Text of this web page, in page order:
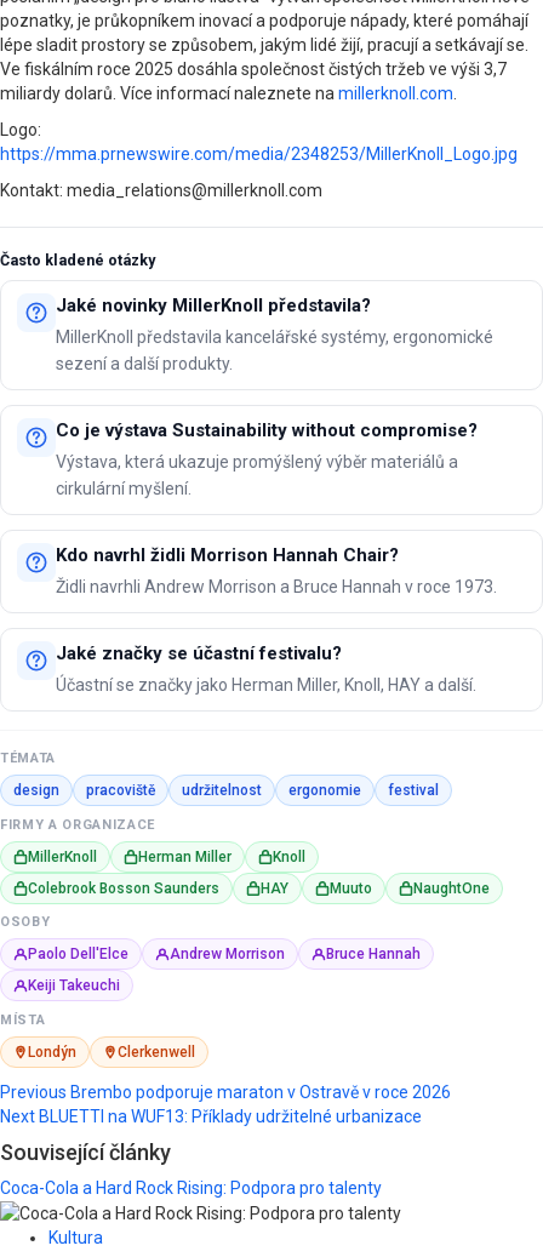
poznatky, je průkopníkem inovací a podporuje nápady, které pomáhají
lépe sladit prostory se způsobem, jakým lidé žijí, pracují a setkávají se.
Ve fiskálním roce 2025 dosáhla společnost čistých tržeb ve výši 3,7
miliardy dolarů. Více informací naleznete namillerknoll.com.
Logo:
https://mma.prnewswire.com/media/2348253/MillerKnoll_Logo.jpg
Kontakt: media_relations@millerknoll.com
Často kladené otázky
Jaké novinky MillerKnoll představila?
MillerKnoll představila kancelářské systémy, ergonomické
sezení a další produkty.
Co je výstava Sustainability without compromise?
Výstava, která ukazuje promýšlený výběr materiálů a
cirkulární myšlení.
Kdo navrhl židli Morrison Hannah Chair?
Židli navrhli Andrew Morrison a Bruce Hannah v roce 1973.
Jaké značky se účastní festivalu?
Účastní se značky jako Herman Miller, Knoll, HAY a další.
TÉMATA
design pracoviště udržitelnost ergonomie festival
FIRMY A ORGANIZACE
MillerKnoll Herman Miller
Knoll
Colebrook Bosson Saunders
HAY Muuto NaughtOne
OSOBY
Paolo Dell'Elce Andrew Morrison
Bruce Hannah
Keiji Takeuchi
MÍSTA
Londýn Clerkenwell
Post
navigation
Previous Brembo podporuje maraton v Ostravě v roce 2026
Next BLUETTI na WUF13: Příklady udržitelné urbanizace
Související články
Coca-Cola a Hard Rock Rising: Podpora pro talenty
Kultura